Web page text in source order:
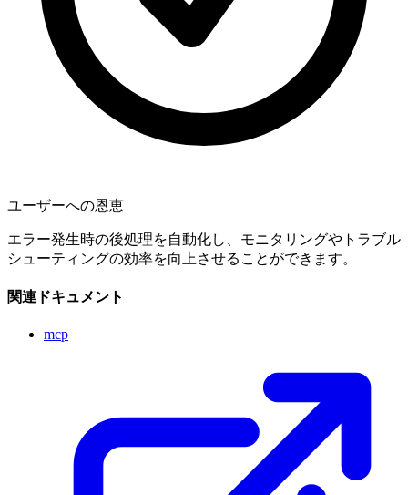
ユーザーへの恩恵
エラー発生時の後処理を自動化し、モニタリングやトラブル
シューティングの効率を向上させることができます。
関連ドキュメント
mcp